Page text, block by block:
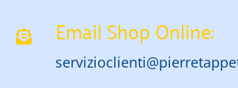
Email Shop Online: